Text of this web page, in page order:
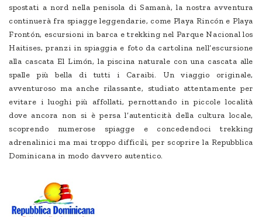
spostati a nord nella penisola di Samanà, la nostra avventura
continuerà fra spiagge leggendarie, come Playa Rincón e Playa
Frontón, escursioni in barca e trekking nel Parque Nacional los
Haitises, pranzi in spiaggia e foto da cartolina nell’escursione
alla cascata El Limón, la piscina naturale con una cascata alle
spalle più bella di tutti i Caraibi. Un viaggio originale,
avventuroso ma anche rilassante, studiato attentamente per
evitare i luoghi più affollati, pernottando in piccole località
dove ancora non si è persa l’autenticità della cultura locale,
scoprendo numerose spiagge e concedendoci trekking
adrenalinici ma mai troppo difficili, per scoprire la Repubblica
Dominicana in modo davvero autentico.